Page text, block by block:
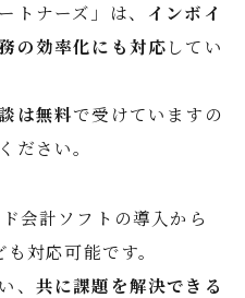
トナーズ」は、 インボイ
の効率化にも対応してい
は無料で受けていますの
ださい。
会計ソフトの導入から
対応可能です。
、 共に課題を解決できる